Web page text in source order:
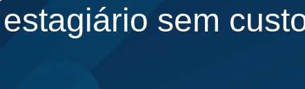
estagiário sem